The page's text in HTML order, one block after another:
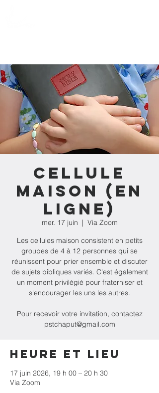
Cellule
maison (en
ligne)
mer. 17 juin
  |
Via Zoom
Les cellules maison consistent en petits
groupes de 4 à 12 personnes qui se
réunissent pour prier ensemble et discuter
de sujets bibliques variés. C'est également
un moment privilégié pour fraterniser et
s'encourager les uns les autres.
Pour recevoir votre invitation, contactez
pstchaput@gmail.com
Heure et lieu
17 juin 2026, 19 h 00 – 20 h 30
Via Zoom